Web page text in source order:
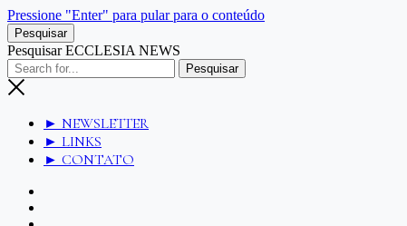
Pressione "Enter" para pular para o conteúdo
Pesquisar
Pesquisar ECCLESIA NEWS
► NEWSLETTER
► LINKS
► CONTATO